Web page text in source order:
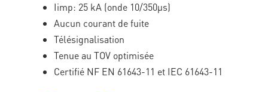
Iimp: 25 kA (onde 10/350µs)
Aucun courant de fuite
Télésignalisation
Tenue au TOV optimisée
Certifié NF EN 61643-11 et IEC 61643-11